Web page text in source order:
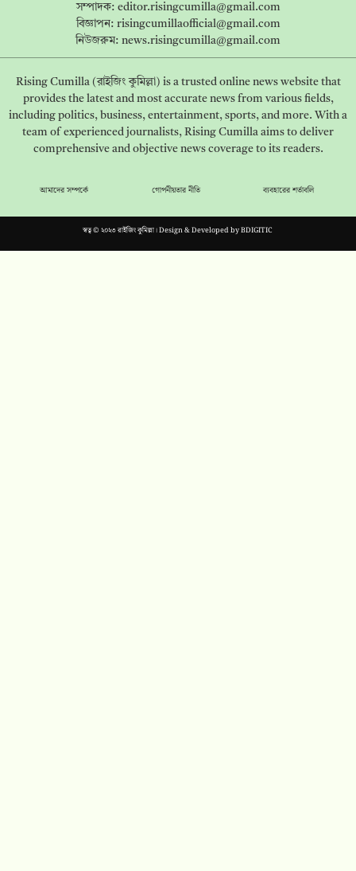
সম্পাদক: editor.risingcumilla@gmail.com
বিজ্ঞাপন: risingcumillaofficial@gmail.com
নিউজরুম: news.risingcumilla@gmail.com
Rising Cumilla (রাইজিং কুমিল্লা) is a trusted online news website that
provides the latest and most accurate news from various fields,
including politics, business, entertainment, sports, and more. With a
team of experienced journalists, Rising Cumilla aims to deliver
comprehensive and objective news coverage to its readers.
আমাদের সম্পর্কে গোপনীয়তার নীতি ব্যবহারের শর্তাবলি
স্বত্ব © ২০২৩ রাইজিং কুমিল্লা। Design & Developed byBDIGITIC